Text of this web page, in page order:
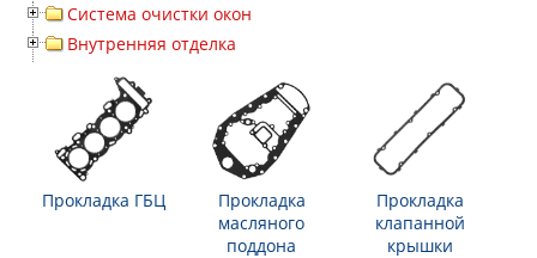
Система очистки окон
Внутренняя отделка
Прокладка ГБЦ
Прокладка
масляного
поддона
Прокладка
клапанной
крышки